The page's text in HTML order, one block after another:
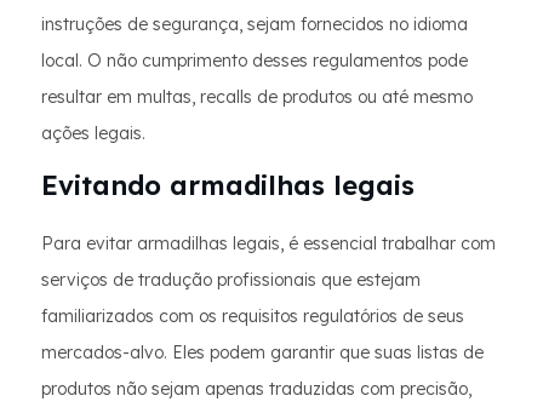
instruções de segurança, sejam fornecidos no idioma
local. O não cumprimento desses regulamentos pode
resultar em multas, recalls de produtos ou até mesmo
ações legais.
Evitando armadilhas legais
Para evitar armadilhas legais, é essencial trabalhar com
serviços de tradução profissionais que estejam
familiarizados com os requisitos regulatórios de seus
mercados-alvo. Eles podem garantir que suas listas de
produtos não sejam apenas traduzidas com precisão,